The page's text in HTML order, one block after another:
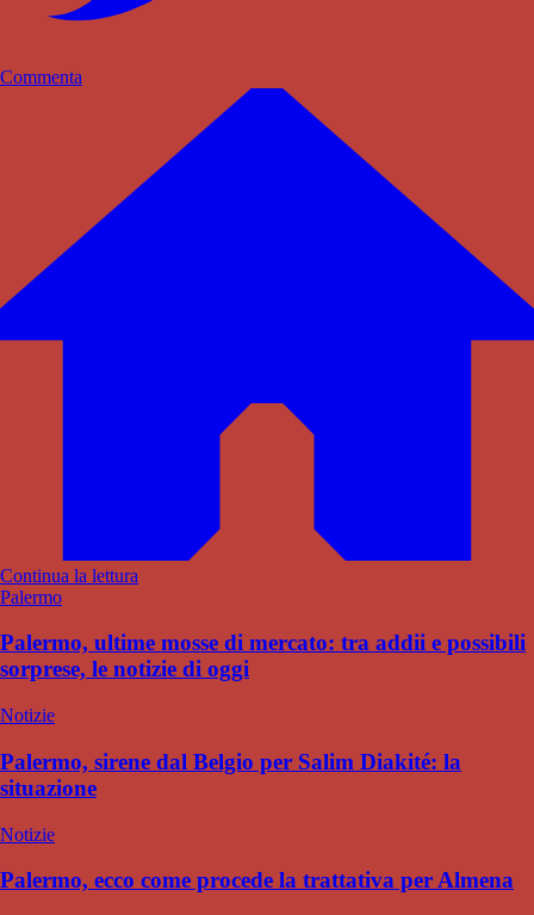
Commenta
Continua la lettura
Palermo
Palermo, ultime mosse di mercato: tra addii e possibili
sorprese, le notizie di oggi
Notizie
Palermo, sirene dal Belgio per Salim Diakité: la
situazione
Notizie
Palermo, ecco come procede la trattativa per Almena